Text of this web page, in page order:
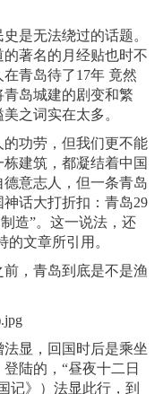
是无法绕过的话题。
著名的月经贴也时不
青岛待了17年 竟然
岛城建的剧变和繁
之词实在太多。
功劳，但我们更不能
建筑，都凝结着中国
意志人，但一条青岛
话大打折扣：青岛29
造”。这一说法，还
的文章所引用。
，青岛到底是不是渔
显，回国时后是乘坐
陆的，“昼夜十二日
记》）法显此行，到